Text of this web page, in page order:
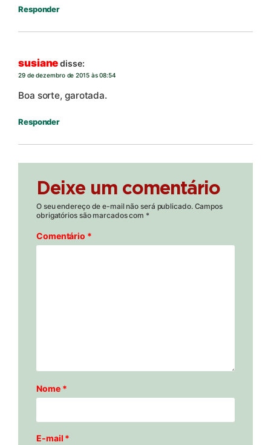
Responder
susianedisse:
29 de dezembro de 2015 às 08:54
Boa sorte, garotada.
Responder
Deixe um comentário
O seu endereço de e-mail não será publicado. Campos
obrigatórios são marcados com *
Comentário *
Nome *
E-mail *